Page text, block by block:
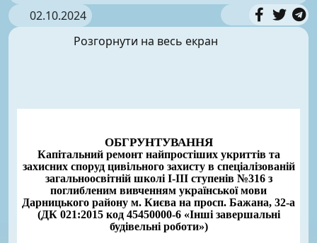
02.10.2024
Розгорнути на весь екран